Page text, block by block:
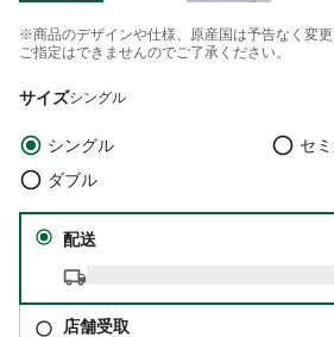
※商品のデザインや仕様、原産国は予告なく変更
ご指定はできませんのでご了承ください。
サイズシングル
シングル
セ
ダブル
配送
店舗受取